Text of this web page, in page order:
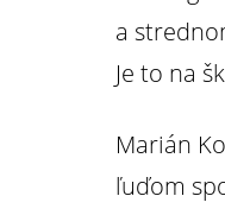
a
Je to na
Marián
ľuďom